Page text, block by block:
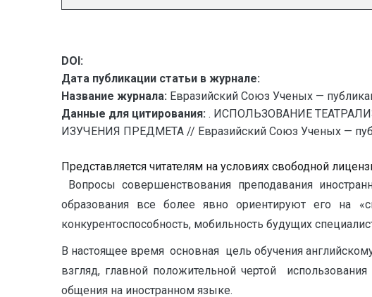
DOI:
Дата публикации статьи в журнале:
Название журнала: Евразийский Союз Ученых —
Данные для цитирования: . ИСПОЛЬЗОВАНИЕ
ИЗУЧЕНИЯ ПРЕДМЕТА // Евразийский Союз Ученых —
Представляется читателям на условиях свободной
Вопросы совершенствования преподавания
образования все более явно ориентируют его на
конкурентоспособность, мобильность будущих
В настоящее время основная цель обучения
взгляд, главной положительной чертой
общения на иностранном языке.